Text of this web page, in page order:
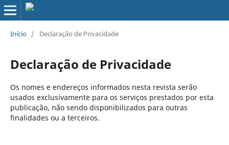
Início / Declaração de Privacidade
Declaração de Privacidade
Os nomes e endereços informados nesta revista serão
usados exclusivamente para os serviços prestados por esta
publicação, não sendo disponibilizados para outras
finalidades ou a terceiros.